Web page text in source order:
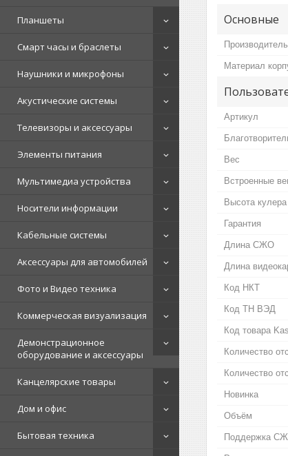
Планшеты
Смарт часы и браслеты
Наушники и микрофоны
Акустические системы
Телевизоры и аксессуары
Элементы питания
Мультимедиа устройства
Носители информации
Кабельные системы
Аксессуары для автомобилей
Фото и Видео техника
Коммерческая визуализация
Демонстрационное
оборудование и аксессуары
Канцелярские товары
Дом и офис
Бытовая техника
Основные
Производитель
Материал
Артикул
Вес
Встроенные
Высота
Гарантия
Длина СЖО
Длина
Код НКТ
Код ТН ВЭД
Код товара
Количество
Количество
Новинка
Объём
Поддержка